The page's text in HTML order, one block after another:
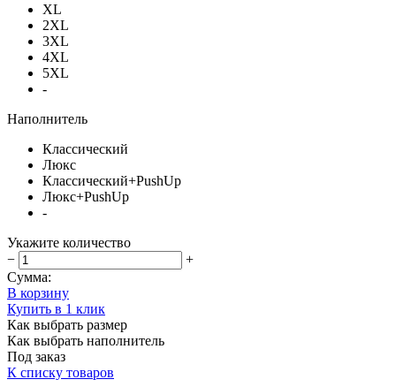
XL
2XL
3XL
4XL
5XL
-
Наполнитель
Классический
Люкс
Классический+PushUp
Люкс+PushUp
-
Укажите количество
−
+
Сумма:
В корзину
Купить в 1 клик
Как выбрать размер
Как выбрать наполнитель
Под заказ
К списку товаров